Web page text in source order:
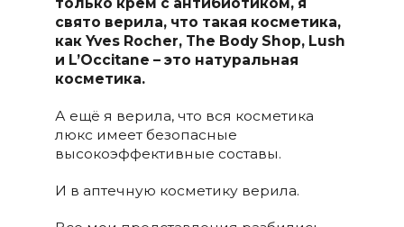
только крем с антибиотиком, я
свято верила, что такая косметика,
как Yves Rocher, The Body Shop, Lush
и L’Occitane – это натуральная
косметика.
А ещё я верила, что вся косметика
люкс имеет безопасные
высокоэффективные составы.
И в аптечную косметику верила.